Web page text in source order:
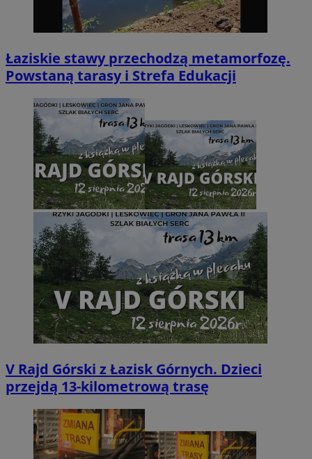
Łaziskie stawy przechodzą metamorfozę.
Powstaną tarasy i Strefa Edukacji
V Rajd Górski z Łazisk Górnych. Dzieci
przejdą 13-kilometrową trasę